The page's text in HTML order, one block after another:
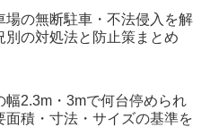
場の無断駐車・不法侵入を解
別の対処法と防止策まとめ
幅2.3m・3mで何台停められ
面積・寸法・サイズの基準を